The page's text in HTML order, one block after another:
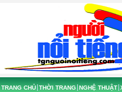
TRANG CHỦ THỜI TRANG NGHỆ THUẬT